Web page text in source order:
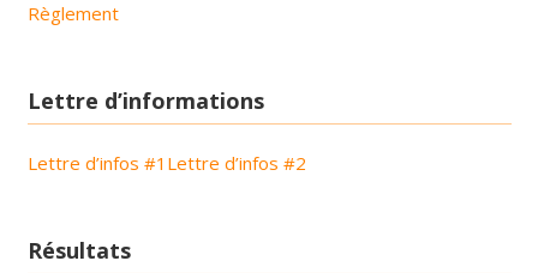
Règlement
Lettre d’informations
Lettre d’infos #1 Lettre d’infos #2
Résultats